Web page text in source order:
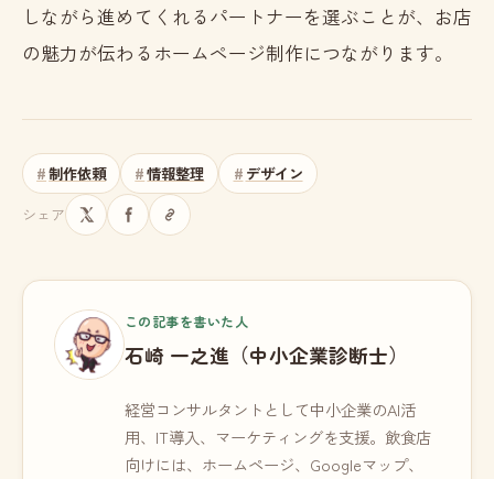
しながら進めてくれるパートナーを選ぶことが、お店
の魅力が伝わるホームページ制作につながります。
制作依頼 情報整理 デザイン
シェア
この記事を書いた人
石崎 一之進（中小企業診断士）
経営コンサルタントとして中小企業のAI活
用、IT導入、マーケティングを支援。飲食店
向けには、ホームページ、Googleマップ、